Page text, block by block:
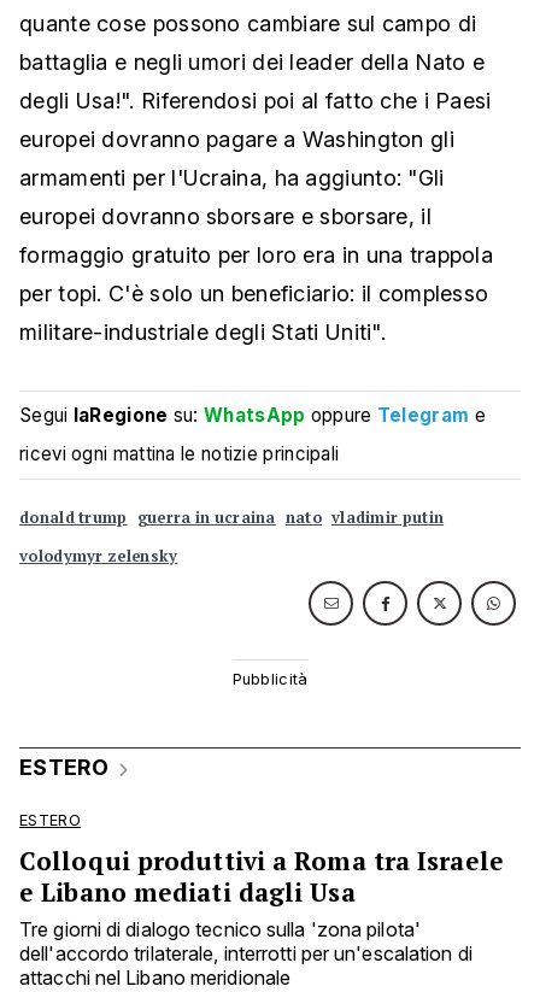
quante cose possono cambiare sul campo di
battaglia e negli umori dei leader della Nato e
degli Usa!". Riferendosi poi al fatto che i Paesi
europei dovranno pagare a Washington gli
armamenti per l'Ucraina, ha aggiunto: "Gli
europei dovranno sborsare e sborsare, il
formaggio gratuito per loro era in una trappola
per topi. C'è solo un beneficiario: il complesso
militare-industriale degli Stati Uniti".
Segui laRegione su:WhatsApp oppure Telegram e
ricevi ogni mattina le notizie principali
donald trump guerra in ucraina nato vladimir putin
volodymyr zelensky
ESTERO
ESTERO
Colloqui produttivi a Roma tra Israele
e Libano mediati dagli Usa
Tre giorni di dialogo tecnico sulla 'zona pilota'
dell'accordo trilaterale, interrotti per un'escalation di
attacchi nel Libano meridionale